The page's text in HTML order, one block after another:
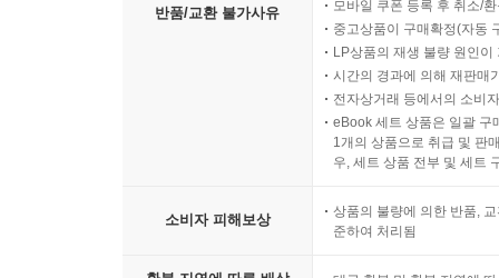
반품/교환 불가사유
모바일 쿠폰 등록 후 취소/
중고상품이 구매확정(자동
LP상품의 재생 불량 원인
시간의 경과에 의해 재판매
전자상거래 등에서의 소비
eBook 세트 상품은 일괄 구
1개의 상품으로 취급 및 판
우, 세트 상품 전부 및 세트
소비자 피해보상
상품의 불량에 의한 반품,
준하여 처리됨